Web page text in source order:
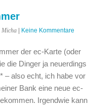
Micha | Keine Kommentare
der ec-Karte (oder
die Dinger ja neuerdings
– also echt, ich habe vor
Bank eine neue ec-
Irgendwie kann